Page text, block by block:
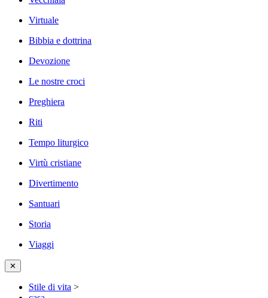
Virtuale
Bibbia e dottrina
Devozione
Le nostre croci
Preghiera
Riti
Tempo liturgico
Virtù cristiane
Divertimento
Santuari
Storia
Viaggi
✕
Stile di vita >